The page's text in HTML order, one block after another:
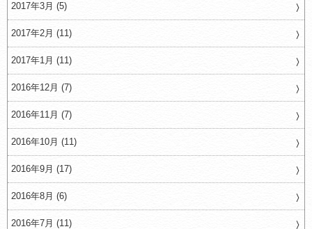
2017年3月 (5)
2017年2月 (11)
2017年1月 (11)
2016年12月 (7)
2016年11月 (7)
2016年10月 (11)
2016年9月 (17)
2016年8月 (6)
2016年7月 (11)